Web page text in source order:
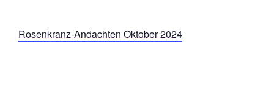
Rosenkranz-Andachten Oktober 2024